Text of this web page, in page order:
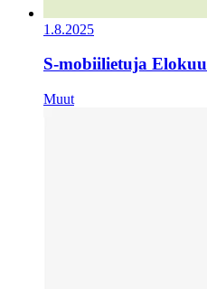
1.8.2025
S-mobiilietuja Elokuu
Muut